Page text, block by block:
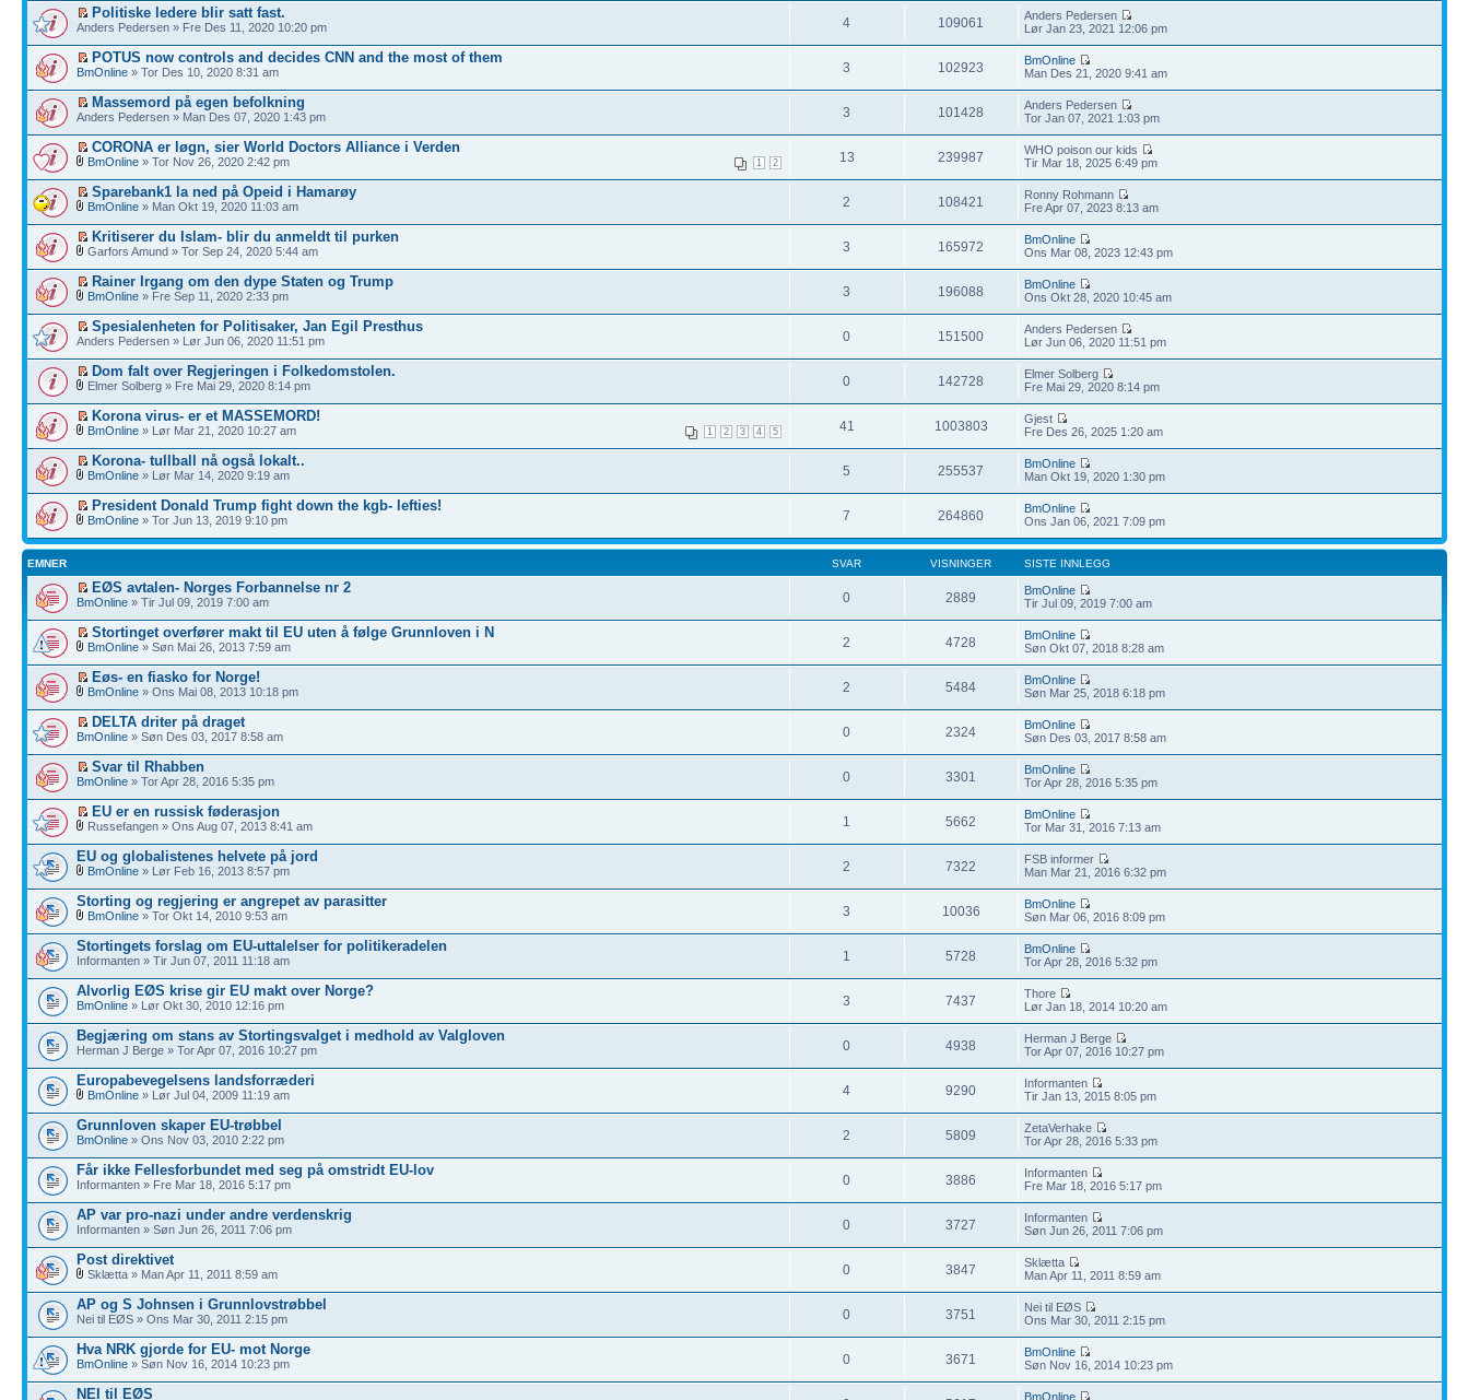
Politiske ledere blir satt fast.
Anders Pedersen » Fre Des 11, 2020 10:20 pm 4 109061
Anders Pedersen
Lør Jan 23, 2021 12:06 pm
POTUS now controls and decides CNN and the most of them
BmOnline » Tor Des 10, 2020 8:31 am 3 102923
BmOnline
Man Des 21, 2020 9:41 am
Massemord på egen befolkning
Anders Pedersen » Man Des 07, 2020 1:43 pm 3 101428
Anders Pedersen
Tor Jan 07, 2021 1:03 pm
CORONA er løgn, sier World Doctors Alliance i Verden
1 2
BmOnline » Tor Nov 26, 2020 2:42 pm 13 239987
WHO poison our kids
Tir Mar 18, 2025 6:49 pm
Sparebank1 la ned på Opeid i Hamarøy
BmOnline » Man Okt 19, 2020 11:03 am 2 108421
Ronny Rohmann
Fre Apr 07, 2023 8:13 am
Kritiserer du Islam- blir du anmeldt til purken
Garfors Amund » Tor Sep 24, 2020 5:44 am 3 165972
BmOnline
Ons Mar 08, 2023 12:43 pm
Rainer Irgang om den dype Staten og Trump
BmOnline » Fre Sep 11, 2020 2:33 pm 3 196088
BmOnline
Ons Okt 28, 2020 10:45 am
Spesialenheten for Politisaker, Jan Egil Presthus
Anders Pedersen » Lør Jun 06, 2020 11:51 pm 0 151500
Anders Pedersen
Lør Jun 06, 2020 11:51 pm
Dom falt over Regjeringen i Folkedomstolen.
Elmer Solberg » Fre Mai 29, 2020 8:14 pm 0 142728
Elmer Solberg
Fre Mai 29, 2020 8:14 pm
Korona virus- er et MASSEMORD!
1 2 3 4 5
BmOnline » Lør Mar 21, 2020 10:27 am 41 1003803
Gjest
Fre Des 26, 2025 1:20 am
Korona- tullball nå også lokalt..
BmOnline » Lør Mar 14, 2020 9:19 am 5 255537
BmOnline
Man Okt 19, 2020 1:30 pm
President Donald Trump fight down the kgb- lefties!
BmOnline » Tor Jun 13, 2019 9:10 pm 7 264860
BmOnline
Ons Jan 06, 2021 7:09 pm
EMNER SVAR VISNINGER SISTE INNLEGG
EØS avtalen- Norges Forbannelse nr 2
BmOnline » Tir Jul 09, 2019 7:00 am 0 2889
BmOnline
Tir Jul 09, 2019 7:00 am
Stortinget overfører makt til EU uten å følge Grunnloven i N
BmOnline » Søn Mai 26, 2013 7:59 am 2 4728
BmOnline
Søn Okt 07, 2018 8:28 am
Eøs- en fiasko for Norge!
BmOnline » Ons Mai 08, 2013 10:18 pm 2 5484
BmOnline
Søn Mar 25, 2018 6:18 pm
DELTA driter på draget
BmOnline » Søn Des 03, 2017 8:58 am 0 2324
BmOnline
Søn Des 03, 2017 8:58 am
Svar til Rhabben
BmOnline » Tor Apr 28, 2016 5:35 pm 0 3301
BmOnline
Tor Apr 28, 2016 5:35 pm
EU er en russisk føderasjon
Russefangen » Ons Aug 07, 2013 8:41 am 1 5662
BmOnline
Tor Mar 31, 2016 7:13 am
EU og globalistenes helvete på jord
BmOnline » Lør Feb 16, 2013 8:57 pm 2 7322
FSB informer
Man Mar 21, 2016 6:32 pm
Storting og regjering er angrepet av parasitter
BmOnline » Tor Okt 14, 2010 9:53 am 3 10036
BmOnline
Søn Mar 06, 2016 8:09 pm
Stortingets forslag om EU-uttalelser for politikeradelen
Informanten » Tir Jun 07, 2011 11:18 am 1 5728
BmOnline
Tor Apr 28, 2016 5:32 pm
Alvorlig EØS krise gir EU makt over Norge?
BmOnline » Lør Okt 30, 2010 12:16 pm 3 7437
Thore
Lør Jan 18, 2014 10:20 am
Begjæring om stans av Stortingsvalget i medhold av Valgloven
Herman J Berge » Tor Apr 07, 2016 10:27 pm 0 4938
Herman J Berge
Tor Apr 07, 2016 10:27 pm
Europabevegelsens landsforræderi
BmOnline » Lør Jul 04, 2009 11:19 am 4 9290
Informanten
Tir Jan 13, 2015 8:05 pm
Grunnloven skaper EU-trøbbel
BmOnline » Ons Nov 03, 2010 2:22 pm 2 5809
ZetaVerhake
Tor Apr 28, 2016 5:33 pm
Får ikke Fellesforbundet med seg på omstridt EU-lov
Informanten » Fre Mar 18, 2016 5:17 pm 0 3886
Informanten
Fre Mar 18, 2016 5:17 pm
AP var pro-nazi under andre verdenskrig
Informanten » Søn Jun 26, 2011 7:06 pm 0 3727
Informanten
Søn Jun 26, 2011 7:06 pm
Post direktivet
Sklætta » Man Apr 11, 2011 8:59 am 0 3847
Sklætta
Man Apr 11, 2011 8:59 am
AP og S Johnsen i Grunnlovstrøbbel
Nei til EØS » Ons Mar 30, 2011 2:15 pm 0 3751
Nei til EØS
Ons Mar 30, 2011 2:15 pm
Hva NRK gjorde for EU- mot Norge
BmOnline » Søn Nov 16, 2014 10:23 pm 0 3671
BmOnline
Søn Nov 16, 2014 10:23 pm
NEI til EØS BmOnline